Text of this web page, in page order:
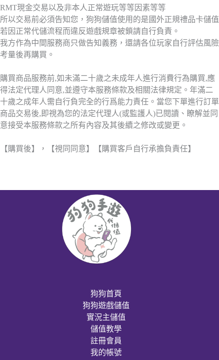
RMT現金交易以及非本人正常遊玩等等因素等等
所以交易前必須告知您，狗狗儲值使用的是國外正規禮品卡儲值
若因正常代儲流程而違反遊戲規章被鎖請自行負責。
我方作為中間服務商只做告知義務，還請各位玩家自行評估風險
考量後再購買。
購買商品服務前,如未滿二十歲之未成年人進行消費行為購買,應
得法定代理人同意,並遵守本服務條款及相關法律規定。年滿二
十歲之成年人需自行負完全的行爲能力責任。當您下單進行訂單
商品交易後,即視為您的法定代理人(或監護人)已閱讀、瞭解並同
意接受本服務條款之所有內容及其後續之修改或變更。
【購買後】，【視同同意】【購買客戶自行承擔負責任】
狗狗首頁
狗狗遊戲儲值
實況主儲值
儲值教學
註冊會員
我的帳號